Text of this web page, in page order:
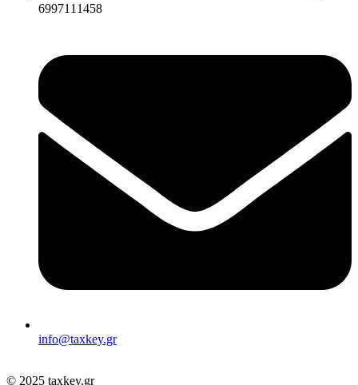
6997111458
info@taxkey.gr
© 2025 taxkey.gr